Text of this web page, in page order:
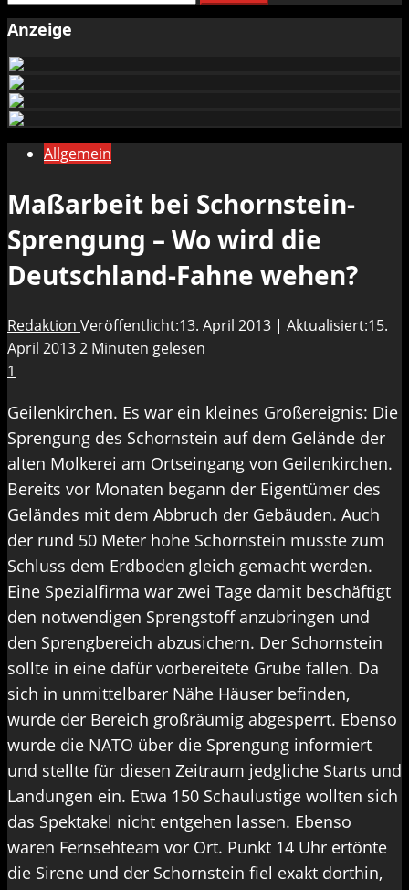
Anzeige
Allgemein
Maßarbeit bei Schornstein-
Sprengung – Wo wird die
Deutschland-Fahne wehen?
Redaktion Veröffentlicht:13. April 2013 | Aktualisiert:15.
April 20132 Minuten gelesen
1
Geilenkirchen. Es war ein kleines Großereignis: Die
Sprengung des Schornstein auf dem Gelände der
alten Molkerei am Ortseingang von Geilenkirchen.
Bereits vor Monaten begann der Eigentümer des
Geländes mit dem Abbruch der Gebäuden. Auch
der rund 50 Meter hohe Schornstein musste zum
Schluss dem Erdboden gleich gemacht werden.
Eine Spezialfirma war zwei Tage damit beschäftigt
den notwendigen Sprengstoff anzubringen und
den Sprengbereich abzusichern. Der Schornstein
sollte in eine dafür vorbereitete Grube fallen. Da
sich in unmittelbarer Nähe Häuser befinden,
wurde der Bereich großräumig abgesperrt. Ebenso
wurde die NATO über die Sprengung informiert
und stellte für diesen Zeitraum jedgliche Starts und
Landungen ein. Etwa 150 Schaulustige wollten sich
das Spektakel nicht entgehen lassen. Ebenso
waren Fernsehteam vor Ort. Punkt 14 Uhr ertönte
die Sirene und der Schornstein fiel exakt dorthin,